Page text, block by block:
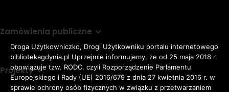
Zamówienia publiczne
Projekty
Droga Użytkowniczko, Drogi Użytkowniku portalu internetowego
bibliotekagdynia.pl Uprzejmie informujemy, że od 25 maja 2018 r.
obowiązuje tzw. RODO, czyli Rozporządzenie Parlamentu
Europejskiego i Rady (UE) 2016/679 z dnia 27 kwietnia 2016 r. w
sprawie ochrony osób fizycznych w związku z przetwarzaniem